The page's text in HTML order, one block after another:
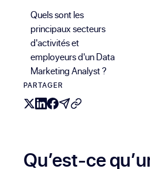
Quels sont les
principaux secteurs
d'activités et
employeurs d'un Data
Marketing Analyst ?
PARTAGER
Qu’est-ce